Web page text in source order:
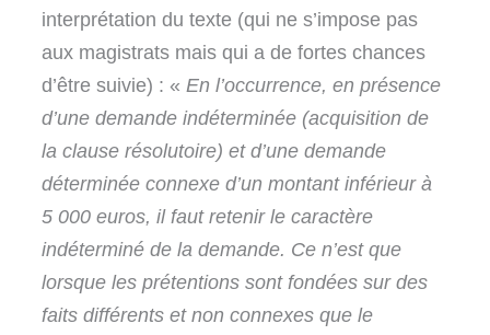
interprétation du texte (qui ne s’impose pas
aux magistrats mais qui a de fortes chances
d’être suivie) : «En l’occurrence, en présence
d’une demande indéterminée (acquisition de
la clause résolutoire) et d’une demande
déterminée connexe d’un montant inférieur à
5 000 euros, il faut retenir le caractère
indéterminé de la demande. Ce n’est que
lorsque les prétentions sont fondées sur des
faits différents et non connexes que le